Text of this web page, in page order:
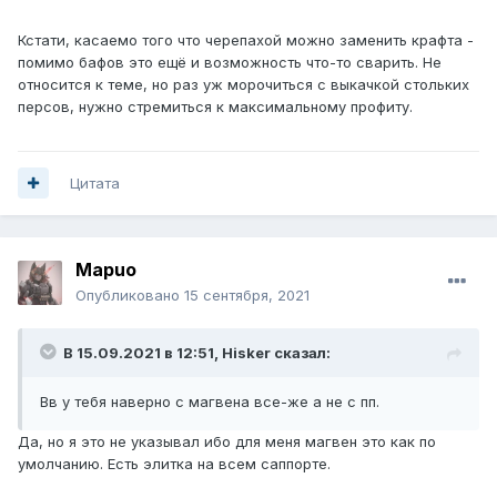
Кстати, касаемо того что черепахой можно заменить крафта -
помимо бафов это ещё и возможность что-то сварить. Не
относится к теме, но раз уж морочиться с выкачкой стольких
персов, нужно стремиться к максимальному профиту.
Цитата
Mаpuo
Опубликовано 15 сентября, 2021
В 15.09.2021 в 12:51, Hisker сказал:
Вв у тебя наверно с магвена все-же а не с пп.
Да, но я это не указывал ибо для меня магвен это как по
умолчанию. Есть элитка на всем саппорте.